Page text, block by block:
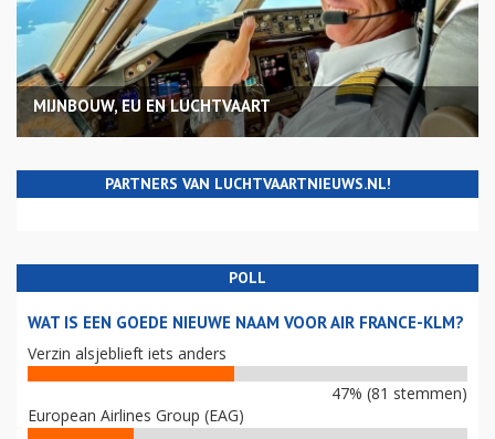
MIJNBOUW, EU EN LUCHTVAART
PARTNERS VAN LUCHTVAARTNIEUWS.NL!
POLL
WAT IS EEN GOEDE NIEUWE NAAM VOOR AIR FRANCE-KLM?
Verzin alsjeblieft iets anders
47% (81 stemmen)
European Airlines Group (EAG)